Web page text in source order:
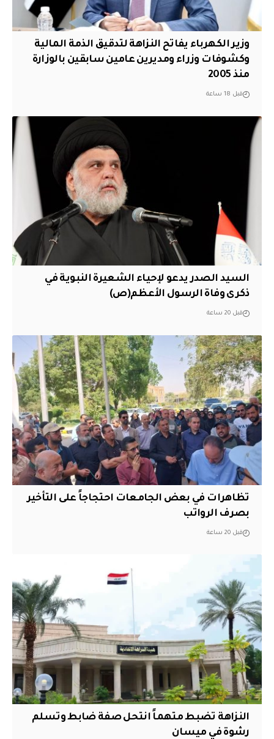
وزير الكهرباء يفاتح النزاهة لتدقيق الذمة المالية
وكشوفات وزراء ومديرين عامين سابقين بالوزارة
منذ 2005
قبل 18 ساعة
السيد الصدر يدعو لإحياء الشعيرة النبوية في
ذكرى وفاة الرسول الأعظم(ص)
قبل 20 ساعة
تظاهرات في بعض الجامعات احتجاجاً على التأخير
بصرف الرواتب
قبل 20 ساعة
النزاهة تضبط متهماً انتحل صفة ضابط وتسلم
رشوة في ميسان